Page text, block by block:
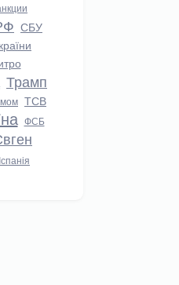
СБУ
Трамп
ТСВ
ФСБ
Іспанія